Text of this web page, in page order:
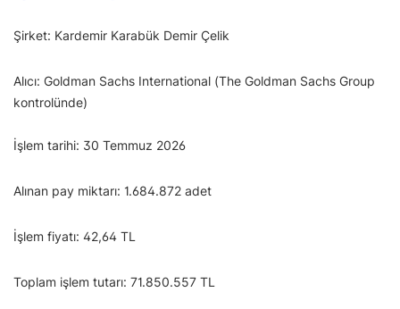
Şirket: Kardemir Karabük Demir Çelik
Alıcı: Goldman Sachs International (The Goldman Sachs Group
kontrolünde)
İşlem tarihi: 30 Temmuz 2026
Alınan pay miktarı: 1.684.872 adet
İşlem fiyatı: 42,64 TL
Toplam işlem tutarı: 71.850.557 TL